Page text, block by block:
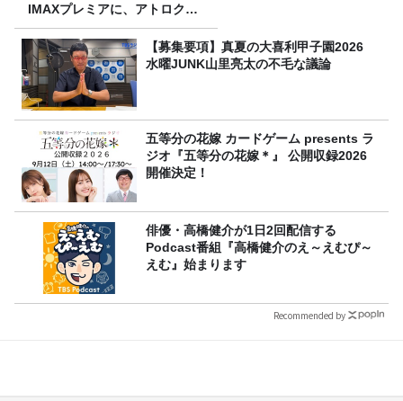
IMAXプレミアに、アトロクリ
スナー60名をご招待！
【募集要項】真夏の大喜利甲子園2026
水曜JUNK山里亮太の不毛な議論
五等分の花嫁 カードゲーム presents ラ
ジオ『五等分の花嫁＊』 公開収録2026
開催決定！
俳優・高橋健介が1日2回配信する
Podcast番組『高橋健介のえ～えむぴ～
えむ』始まります
Recommended by